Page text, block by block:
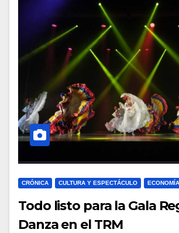
CRÓNICA CULTURA Y ESPECTÁCULO ECONOMÍA
Todo listo para la Gala
Danza en el TRM